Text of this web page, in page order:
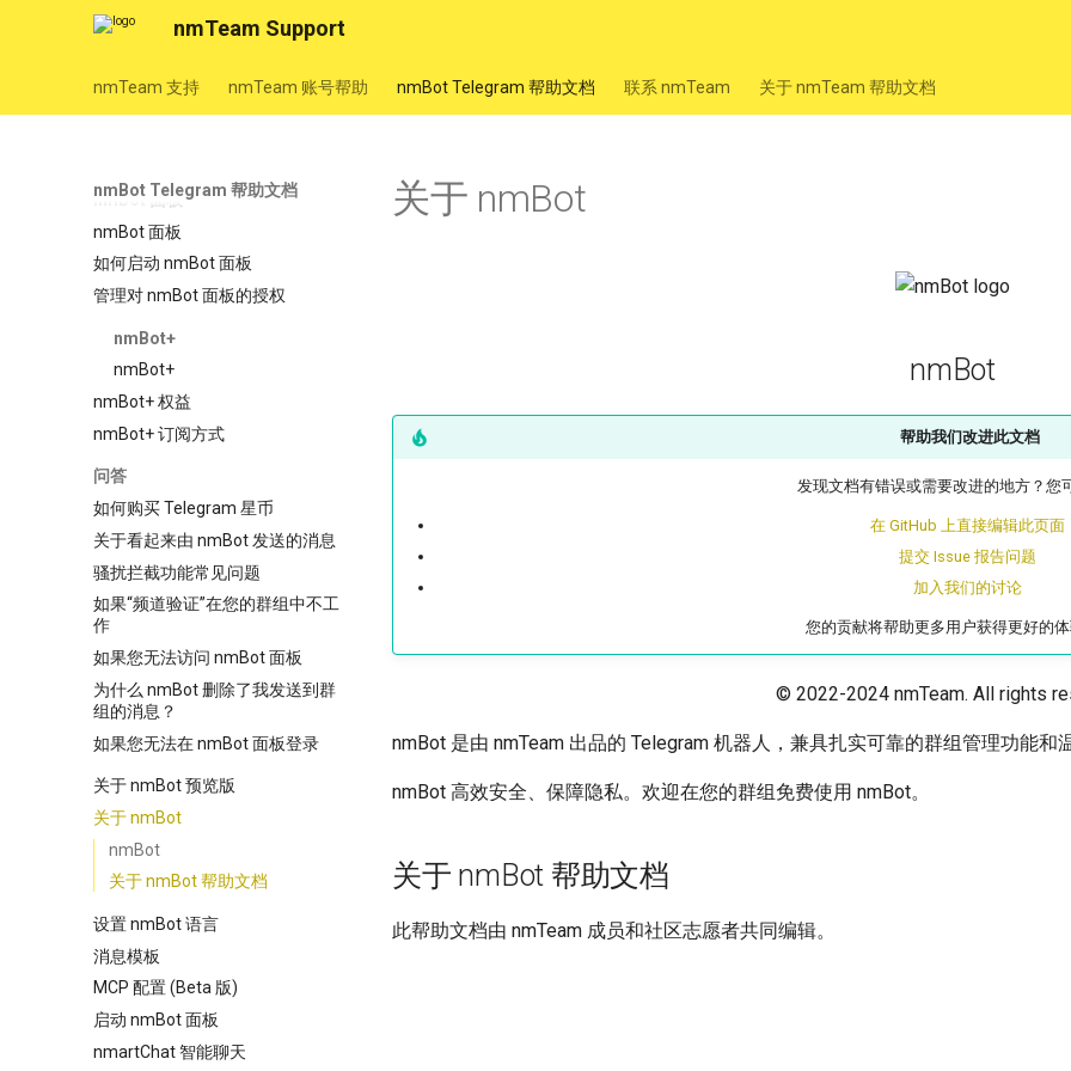
nmTeam Support
nmTeam 支持 nmTeam 账号帮助 nmBot Telegram 帮助文档 联系 nmTeam 关于 nmTeam 帮助文档
nmBot Telegram 帮助文档
法律信息
nmBot 服务使用条款
nmBot 面板
nmBot 面板
如何启动 nmBot 面板
管理对 nmBot 面板的授权
nmBot+
nmBot+
nmBot+ 权益
nmBot+ 订阅方式
问答
如何购买 Telegram 星币
关于看起来由 nmBot 发送的消息
骚扰拦截功能常见问题
如果“频道验证”在您的群组中不工
作
如果您无法访问 nmBot 面板
为什么 nmBot 删除了我发送到群
组的消息？
如果您无法在 nmBot 面板登录
关于 nmBot 预览版
关于 nmBot
nmBot
关于 nmBot 帮助文档
设置 nmBot 语言
消息模板
MCP 配置 (Beta 版)
启动 nmBot 面板
nmartChat 智能聊天
关于 nmBot
nmBot
帮助我们改进此文档
发现文档有错误或需要改进的地方？您
在 GitHub 上直接编辑此页面
提交 Issue 报告问题
加入我们的讨论
您的贡献将帮助更多用户获得更好的体
© 2022-2024 nmTeam. All rights
nmBot 是由 nmTeam 出品的 Telegram 机器人，兼具扎实可靠的群组管理功能和
nmBot 高效安全、保障隐私。欢迎在您的群组免费使用 nmBot。
关于 nmBot 帮助文档
此帮助文档由 nmTeam 成员和社区志愿者共同编辑。